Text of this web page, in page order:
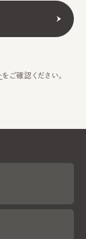
をご確認ください。